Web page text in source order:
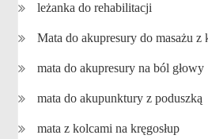
leżanka do rehabilitacji
Mata do akupresury do masażu z
mata do akupresury na ból głowy
mata do akupunktury z poduszką
mata z kolcami na kręgosłup